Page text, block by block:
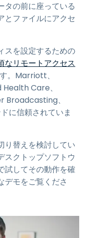
タの前に座っている
とファイルにアクセ
を設定するための
なリモートアクセス
。Marriott、
Care、
Broadcasting、
に信頼されていま
り替えを検討してい
スクトップソフトウ
試してその動作を確
デモをご覧くださ